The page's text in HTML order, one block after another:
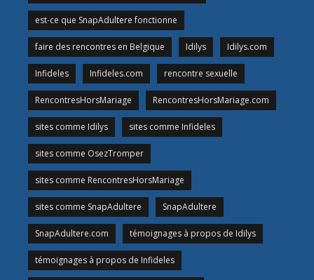
est-ce que SnapAdultere fonctionne
faire des rencontres en Belgique Idilys Idilys.com
Infideles Infideles.com rencontre sexuelle
RencontresHorsMariage RencontresHorsMariage.com
sites comme Idilys sites comme Infideles
sites comme OsezTromper
sites comme RencontresHorsMariage
sites comme SnapAdultere SnapAdultere
SnapAdultere.com témoignages à propos de Idilys
témoignages à propos de Infideles